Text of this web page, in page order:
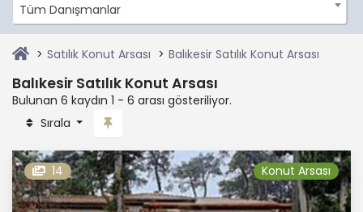
Tüm Danışmanlar
Satılık Konut Arsası Balıkesir Satılık Konut Arsası
Balıkesir Satılık Konut Arsası
Bulunan 6 kaydın 1 - 6 arası gösteriliyor.
Sırala
14 Konut Arsası